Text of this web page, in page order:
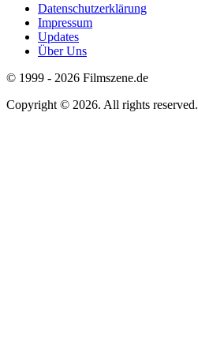
Footer
menu
Datenschutzerklärung
Impressum
Updates
Über Uns
© 1999 - 2026 Filmszene.de
Copyright © 2026. All rights reserved.